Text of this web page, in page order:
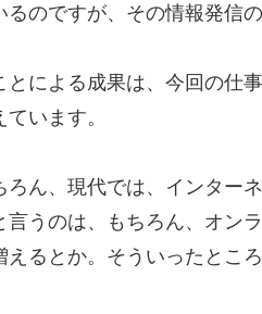
のですが、その情報発信
とによる成果は、今回の仕
います。
ろん、現代では、インター
言うのは、もちろん、オン
るとか。そういったとこ